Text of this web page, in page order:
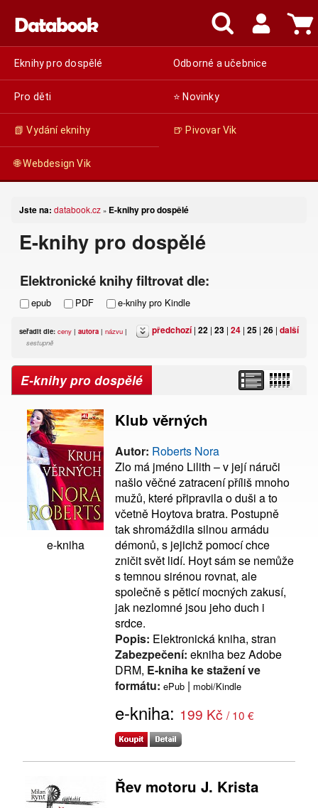
Eknihy pro dospělé Odborné a učebnice
Pro děti ⭐ Novinky
📗 Vydání eknihy 🍺 Pivovar Vik
🌐 Webdesign Vik
Jste na: databook.cz » E-knihy pro dospělé
E-knihy pro dospělé
Elektronické knihy filtrovat dle:
epub PDF e-knihy pro Kindle
předchozí| 22 | 23 | 24 | 25 | 26 | další
seřadit dle: ceny | autora | názvu |
sestupně
E-knihy pro dospělé
e-kniha
Klub věrných
Autor: Roberts Nora
Zlo má jméno Lilith – v její náruči
našlo věčné zatracení příliš mnoho
mužů, které připravila o duši a to
včetně Hoytova bratra. Postupně
tak shromáždila silnou armádu
démonů, s jejichž pomocí chce
zničit svět lidí. Hoyt sám se nemůže
s temnou sirénou rovnat, ale
společně s pěticí mocných zakusí,
jak nezlomné jsou jeho duch i
srdce.
Popis: Elektronická kniha, stran
Zabezpečení: ekniha bez Adobe
DRM, E-kniha ke stažení ve
formátu: ePub | mobi/Kindle
e-kniha: 199 Kč / 10 €
Řev motoru J. Krista